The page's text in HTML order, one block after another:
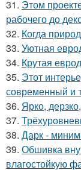
31. Этом
рабочего до
32. Когда
33. Уютная
34. Крутая
35. Этот
современный и
36. Ярко,
37.
38. Дарк -
39. Обшивка
влагостойкую